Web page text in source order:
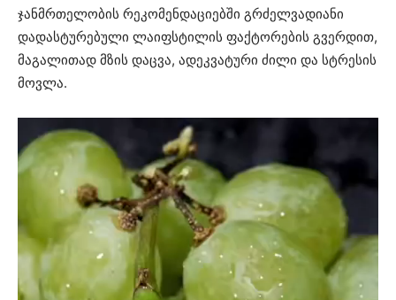
ჯანმრთელობის რეკომენდაციებში გრძელვადიანი
დადასტურებული ლაიფსტილის ფაქტორების გვერდით,
მაგალითად მზის დაცვა, ადეკვატური ძილი და სტრესის
მოვლა.
ვიდეო
დამკვრელი